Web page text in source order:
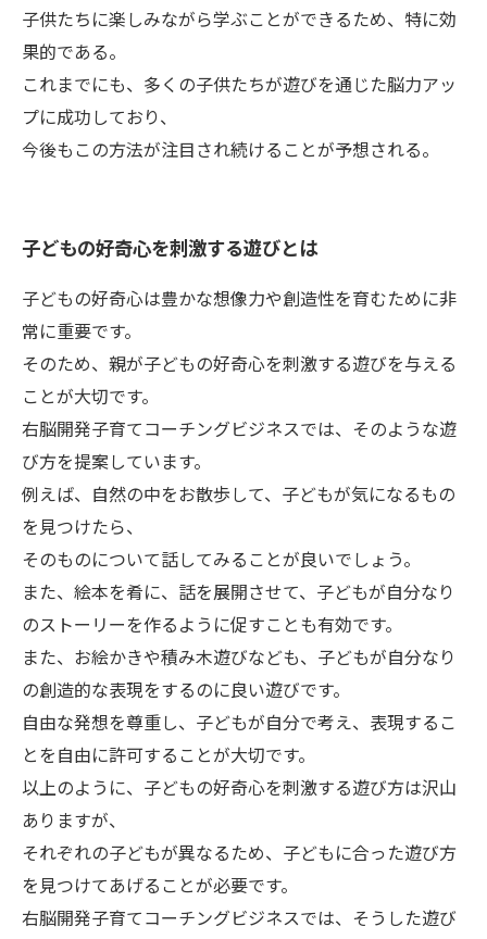
子供たちに楽しみながら学ぶことができるため、特に効
果的である。
これまでにも、多くの子供たちが遊びを通じた脳力アッ
プに成功しており、
今後もこの方法が注目され続けることが予想される。
子どもの好奇心を刺激する遊びとは
子どもの好奇心は豊かな想像力や創造性を育むために非
常に重要です。
そのため、親が子どもの好奇心を刺激する遊びを与える
ことが大切です。
右脳開発子育てコーチングビジネスでは、そのような遊
び方を提案しています。
例えば、自然の中をお散歩して、子どもが気になるもの
を見つけたら、
そのものについて話してみることが良いでしょう。
また、絵本を肴に、話を展開させて、子どもが自分なり
のストーリーを作るように促すことも有効です。
また、お絵かきや積み木遊びなども、子どもが自分なり
の創造的な表現をするのに良い遊びです。
自由な発想を尊重し、子どもが自分で考え、表現するこ
とを自由に許可することが大切です。
以上のように、子どもの好奇心を刺激する遊び方は沢山
ありますが、
それぞれの子どもが異なるため、子どもに合った遊び方
を見つけてあげることが必要です。
右脳開発子育てコーチングビジネスでは、そうした遊び